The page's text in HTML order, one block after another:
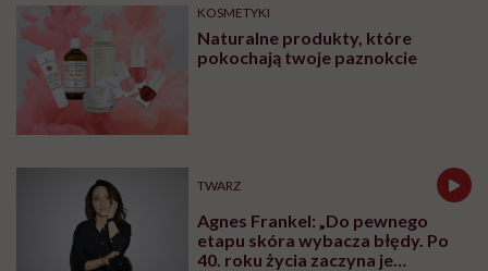
KOSMETYKI
Naturalne produkty, które
pokochają twoje paznokcie
TWARZ
Agnes Frankel: „Do pewnego
etapu skóra wybacza błędy. Po
40. roku życia zaczyna je